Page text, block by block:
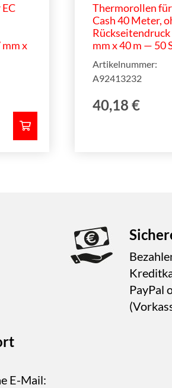
mm x
Thermorollen für
Cash 40 Meter,
Rückseitendruck
mm x 40 m — 50
40,18 €
Artikelnummer:
A92413232
PayPal
E-Mail: